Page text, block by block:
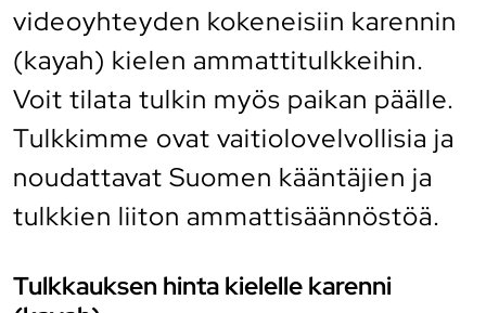
videoyhteyden kokeneisiin karennin
(kayah) kielen ammattitulkkeihin.
Voit tilata tulkin myös paikan päälle.
Tulkkimme ovat vaitiolovelvollisia ja
noudattavat Suomen kääntäjien ja
tulkkien liiton ammattisäännöstöä.
Tulkkauksen hinta kielelle karenni